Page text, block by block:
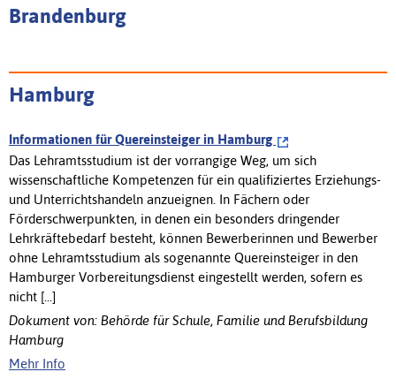
Brandenburg
Hamburg
Informationen für Quereinsteiger in Hamburg
Das Lehramtsstudium ist der vorrangige Weg, um sich
wissenschaftliche Kompetenzen für ein qualifiziertes Erziehungs-
und Unterrichtshandeln anzueignen. In Fächern oder
Förderschwerpunkten, in denen ein besonders dringender
Lehrkräftebedarf besteht, können Bewerberinnen und Bewerber
ohne Lehramtsstudium als sogenannte Quereinsteiger in den
Hamburger Vorbereitungsdienst eingestellt werden, sofern es
nicht [...]
Dokument von: Behörde für Schule, Familie und Berufsbildung
Hamburg
Mehr Info